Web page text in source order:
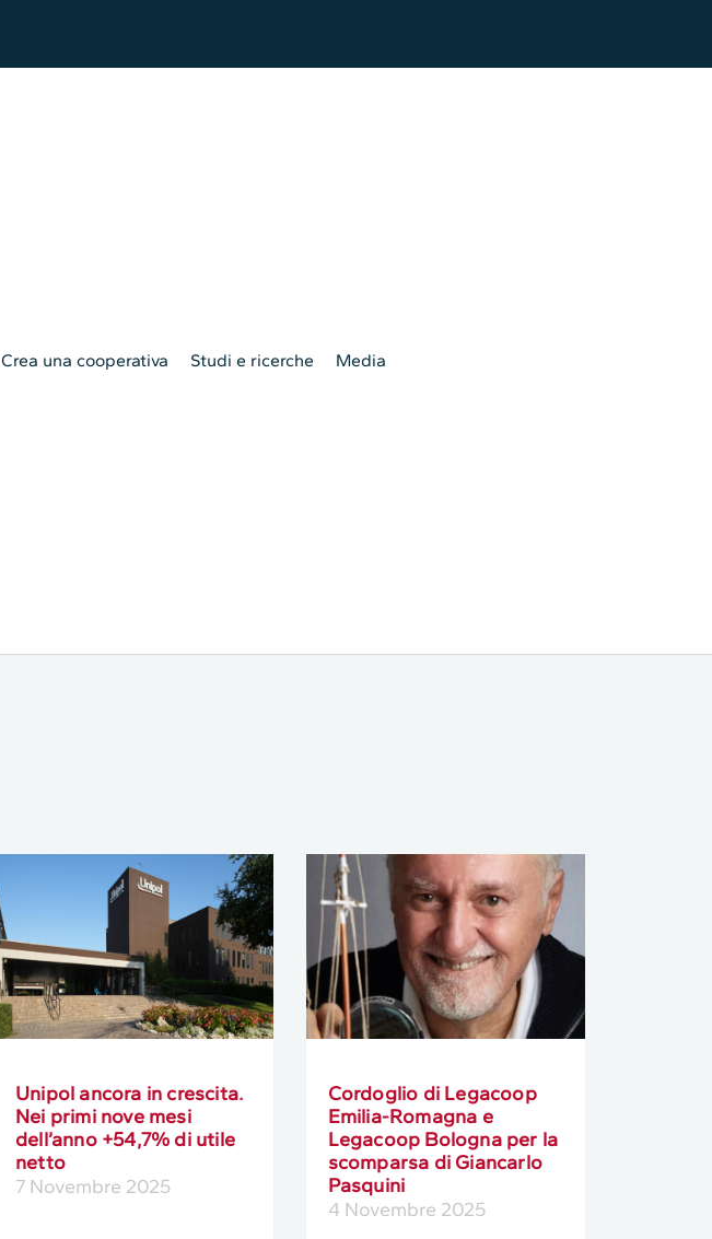
Crea una cooperativa Studi e ricerche Media
Unipol ancora in crescita.
Nei primi nove mesi
dell’anno +54,7% di utile
netto
7 Novembre 2025
Cordoglio di Legacoop
Emilia-Romagna e
Legacoop Bologna per la
scomparsa di Giancarlo
Pasquini
4 Novembre 2025